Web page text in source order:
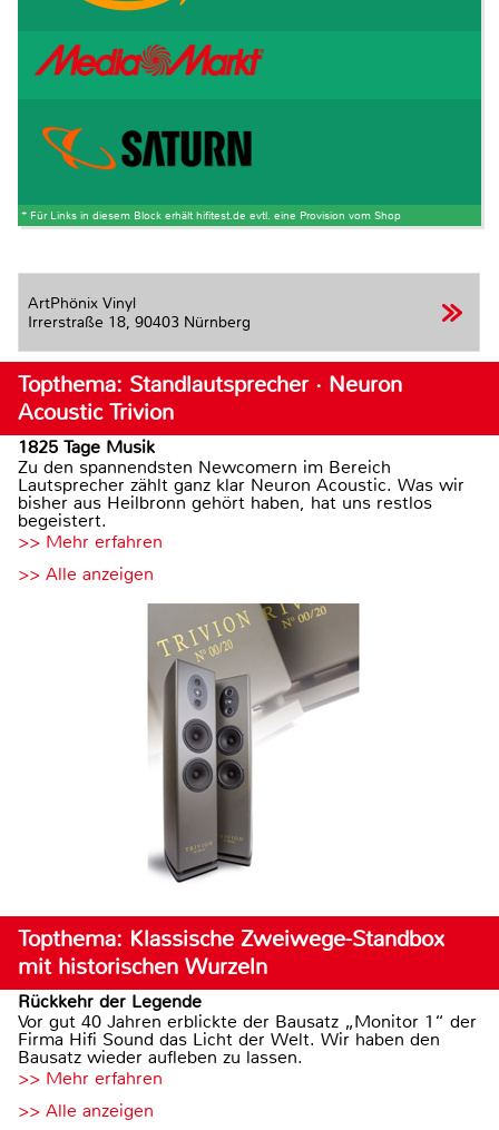
* Für Links in diesem Block erhält hifitest.de evtl. eine Provision vom Shop
ArtPhönix Vinyl
Irrerstraße 18, 90403 Nürnberg
Topthema: Standlautsprecher · Neuron
Acoustic Trivion
1825 Tage Musik
Zu den spannendsten Newcomern im Bereich
Lautsprecher zählt ganz klar Neuron Acoustic. Was wir
bisher aus Heilbronn gehört haben, hat uns restlos
begeistert.
>> Mehr erfahren
>> Alle anzeigen
Topthema: Klassische Zweiwege-Standbox
mit historischen Wurzeln
Rückkehr der Legende
Vor gut 40 Jahren erblickte der Bausatz „Monitor 1“ der
Firma Hifi Sound das Licht der Welt. Wir haben den
Bausatz wieder aufleben zu lassen.
>> Mehr erfahren
>> Alle anzeigen